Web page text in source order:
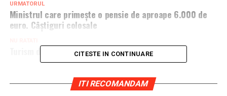
URMATORUL
Ministrul care primeşte o pensie de aproape 6.000 de
euro. Câştiguri colosale
Turism digital, noul plan al Ministerului
CITESTE IN CONTINUARE
ITI RECOMANDAM